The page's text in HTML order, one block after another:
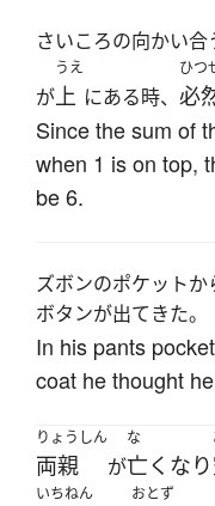
さいころの向かい合
が
うえ
上 にある時、
ひつ
必
Since the sum of
when 1 is on top,
be 6.
ズボンのポケットか
ボタンが出てきた。
In his pants
coat he thought
りょうしん
両親 が
な
亡くなり
いちねん おとず